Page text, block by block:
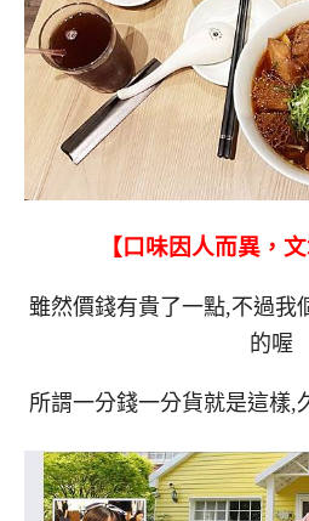
【口味因人而異，
雖然價錢有貴了一點,不過我
的喔
所謂一分錢一分貨就是這樣,